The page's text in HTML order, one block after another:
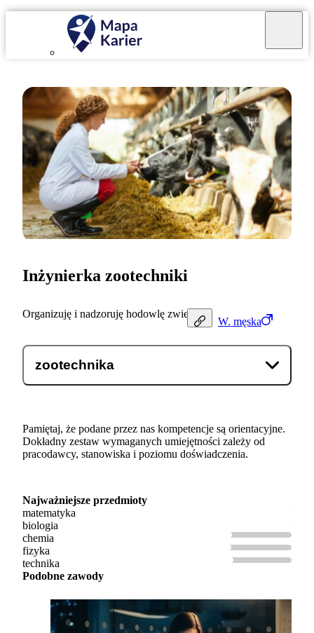
W. męska
Inżynierka zootechniki
Organizuję i nadzoruję hodowlę zwierząt.
zootechnika
Pamiętaj, że podane przez nas kompetencje są orientacyjne.
Dokładny zestaw wymaganych umiejętności zależy od
pracodawcy, stanowiska i poziomu doświadczenia.
Najważniejsze przedmioty
matematyka
biologia
chemia
fizyka
technika
Podobne zawody